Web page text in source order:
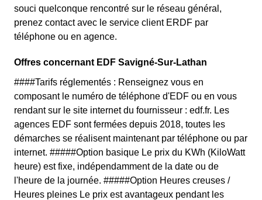
souci quelconque rencontré sur le réseau général,
prenez contact avec le service client ERDF par
téléphone ou en agence.
Offres concernant EDF Savigné-Sur-Lathan
####Tarifs réglementés : Renseignez vous en
composant le numéro de téléphone d'EDF ou en vous
rendant sur le site internet du fournisseur : edf.fr. Les
agences EDF sont fermées depuis 2018, toutes les
démarches se réalisent maintenant par téléphone ou par
internet. #####Option basique Le prix du KWh (KiloWatt
heure) est fixe, indépendamment de la date ou de
l'heure de la journée. #####Option Heures creuses /
Heures pleines Le prix est avantageux pendant les